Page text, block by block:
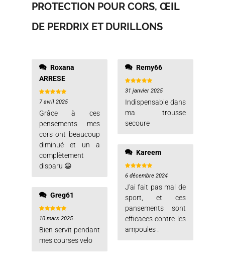
PROTECTION POUR CORS, ŒIL
DE PERDRIX ET DURILLONS
ARRESE
Note5
sur 5
7 avril 2025
Grâce à ces
pensements mes
cors ont beaucoup
diminué et un a
complètement
disparu 😀
Greg61
Note5
sur 5
10 mars 2025
Bien servit pendant
mes courses velo
Remy66
Note5
sur 5
31 janvier 2025
Indispensable dans
ma trousse
secoure
Kareem
Note5
sur 5
6 décembre 2024
J'ai fait pas mal de
sport, et ces
pansements sont
efficaces contre les
ampoules .